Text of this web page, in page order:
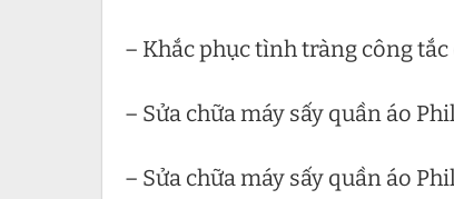
– Khắc phục tình tràng công
– Sửa chữa máy sấy quần áo
– Sửa chữa máy sấy quần áo